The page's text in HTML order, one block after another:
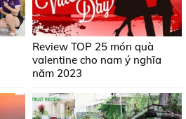
Review TOP 25 món quà
valentine cho nam ý nghĩa
năm 2023